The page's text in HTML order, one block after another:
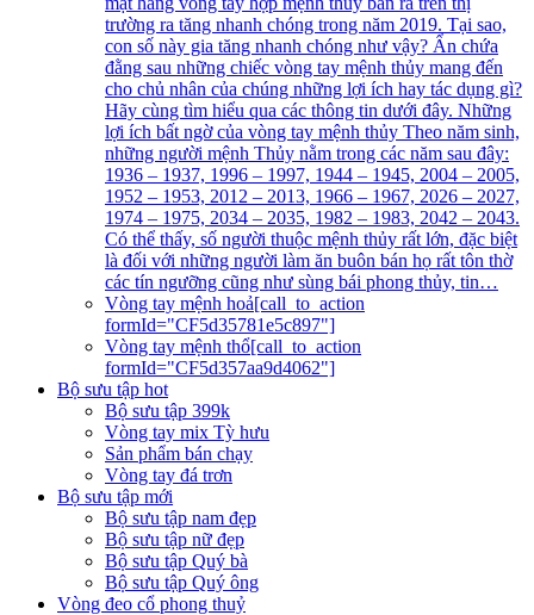
trường ra tăng nhanh chóng trong năm 2019. Tại sao,
con số này gia tăng nhanh chóng như vậy? Ẩn chứa
đằng sau những chiếc vòng tay mệnh thủy mang đến
cho chủ nhân của chúng những lợi ích hay tác dụng gì?
Hãy cùng tìm hiểu qua các thông tin dưới đây. Những
lợi ích bất ngờ của vòng tay mệnh thủy Theo năm sinh,
những người mệnh Thủy nằm trong các năm sau đây:
1936 – 1937, 1996 – 1997, 1944 – 1945, 2004 – 2005,
1952 – 1953, 2012 – 2013, 1966 – 1967, 2026 – 2027,
1974 – 1975, 2034 – 2035, 1982 – 1983, 2042 – 2043.
Có thể thấy, số người thuộc mệnh thủy rất lớn, đặc biệt
là đối với những người làm ăn buôn bán họ rất tôn thờ
các tín ngưỡng cũng như sùng bái phong thủy, tin…
Vòng tay mệnh hoả[call_to_action
formId="CF5d35781e5c897"]
Vòng tay mệnh thổ[call_to_action
formId="CF5d357aa9d4062"]
Bộ sưu tập hot
Bộ sưu tập 399k
Vòng tay mix Tỳ hưu
Sản phẩm bán chạy
Vòng tay đá trơn
Bộ sưu tập mới
Bộ sưu tập nam đẹp
Bộ sưu tập nữ đẹp
Bộ sưu tập Quý bà
Bộ sưu tập Quý ông
Vòng đeo cổ phong thuỷ